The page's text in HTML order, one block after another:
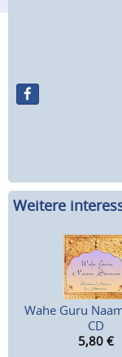
Weitere
Wahe Guru
CD
5,80 €